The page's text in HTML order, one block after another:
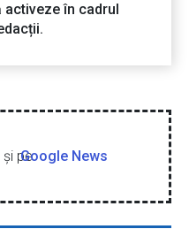
în cadrul
şi peGoogle News